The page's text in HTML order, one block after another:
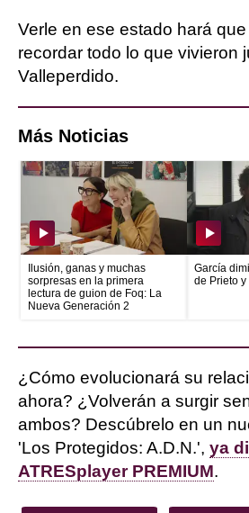
Verle en ese estado hará
recordar todo lo que vivieron
Valleperdido.
Más Noticias
Ilusión, ganas y muchas
sorpresas en la primera
lectura de guion de Foq: La
Nueva Generación 2
García
de Prieto
¿Cómo evolucionará su
ahora? ¿Volverán a surgir
ambos? Descúbrelo en un
'Los Protegidos: A.D.N.', ya
ATRESplayer PREMIUM.